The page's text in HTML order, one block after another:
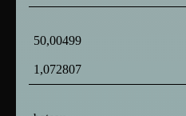
50,00499
1,072807